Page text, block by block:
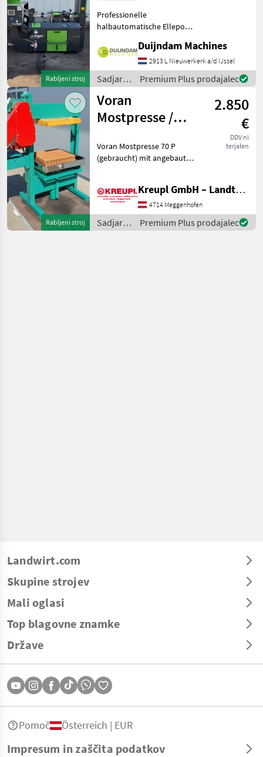
Rabljeni stroj
Professionelle
halbautomatische Ellepot
Papiertopfmaschine mit 4
Produktionslinien, Baujahr
2020.Die Maschine befindet
sich in gutem Zustand und
wurde nur
Duijndam Machines
2913 L Nieuwerkerk a/d IJssel
Sadjarstvo
/
Sonstige
Premium Plus prodajalec
Rabljeni stroj
Voran
Mostpresse /
2.850
€
DDV ni
terjalen
Voran Mostpresse 70 P
(gebraucht) mit angebauter
angebauter Mühle! Mit
Presstücher und
Presseinlagen! Ölwechse
Kreupl GmbH – Landtechnik – Schlosserei – Anhänger
4714 Meggenhofen
Sadjarstvo
/ Voran
Premium Plus prodajalec
Landwirt.com
Skupine strojev
Mali oglasi
Top blagovne znamke
Države
Impresum in zaščita podatkov
Pomoč Österreich | EUR